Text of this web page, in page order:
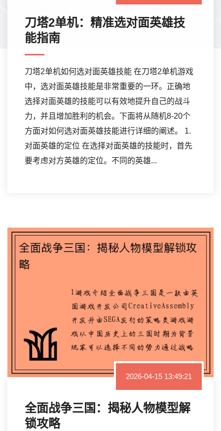
刀塔2单机：精准选对面英雄技
能指南
刀塔2单机如何选对面英雄技能 在刀塔2单机游戏
中，选对面英雄技能是非常重要的一环。正确地
选择对面英雄的技能可以有效地提升自己的战斗
力，并且增加胜利的机会。下面将从随机8-20个
方面对如何选对面英雄技能进行详细的阐述。 1.
对面英雄的定位 在选择对面英雄的技能时，首先
要考虑对方英雄的定位。不同的英雄...
2026-04-15 13:49:21
全面战争三国：揭秘人物模型解
锁攻略